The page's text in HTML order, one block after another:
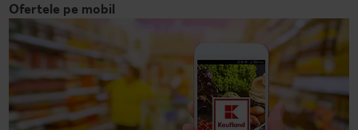
Ofertele pe mobil